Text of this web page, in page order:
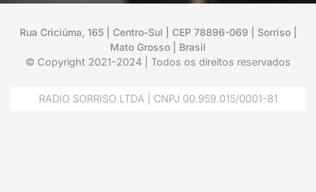
Rua Criciúma, 165 | Centro-Sul | CEP 78896-069 | Sorriso |
Mato Grosso | Brasil
© Copyright 2021-2024 | Todos os direitos reservados
RADIO SORRISO LTDA | CNPJ 00.959.015/0001-81